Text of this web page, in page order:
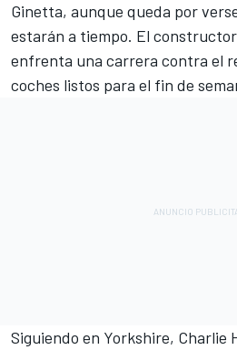
Ginetta, aunque queda por
estarán a tiempo. El
enfrenta una carrera contra el
coches listos para el fin de
Siguiendo en Yorkshire, Charlie